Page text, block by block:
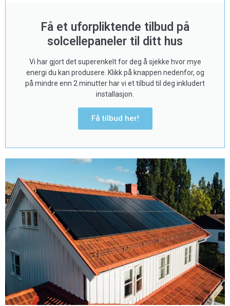
Få et uforpliktende tilbud på
solcellepaneler til ditt hus
Vi har gjort det superenkelt for deg å sjekke hvor mye
energi du kan produsere. Klikk på knappen nedenfor, og
på mindre enn 2 minutter har vi et tilbud til deg inkludert
installasjon.
Få tilbud her!